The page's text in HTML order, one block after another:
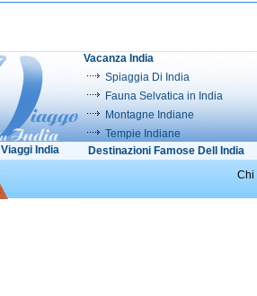
Vacanza India
Spiaggia Di India
Fauna Selvatica in India
Montagne Indiane
Tempie Indiane
Viaggi India
Destinazioni Famose Dell India
Chi